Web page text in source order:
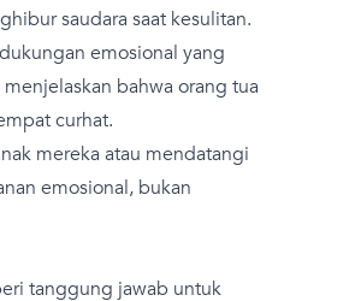
saudara saat kesulitan.
emosional yang
bahwa orang tua
curhat.
mereka atau mendatangi
emosional, bukan
tanggung jawab untuk